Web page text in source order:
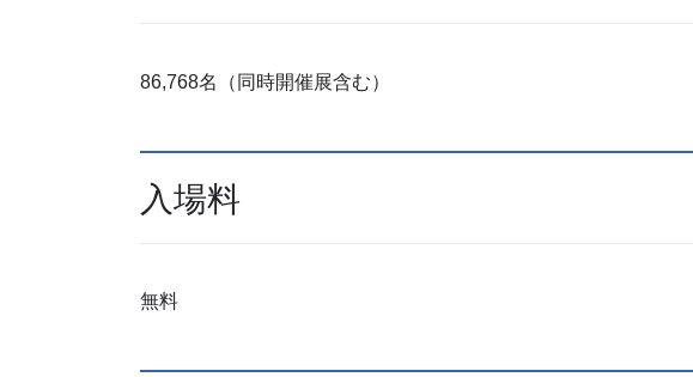
86,768名（同時開催展含む）
入場料
無料